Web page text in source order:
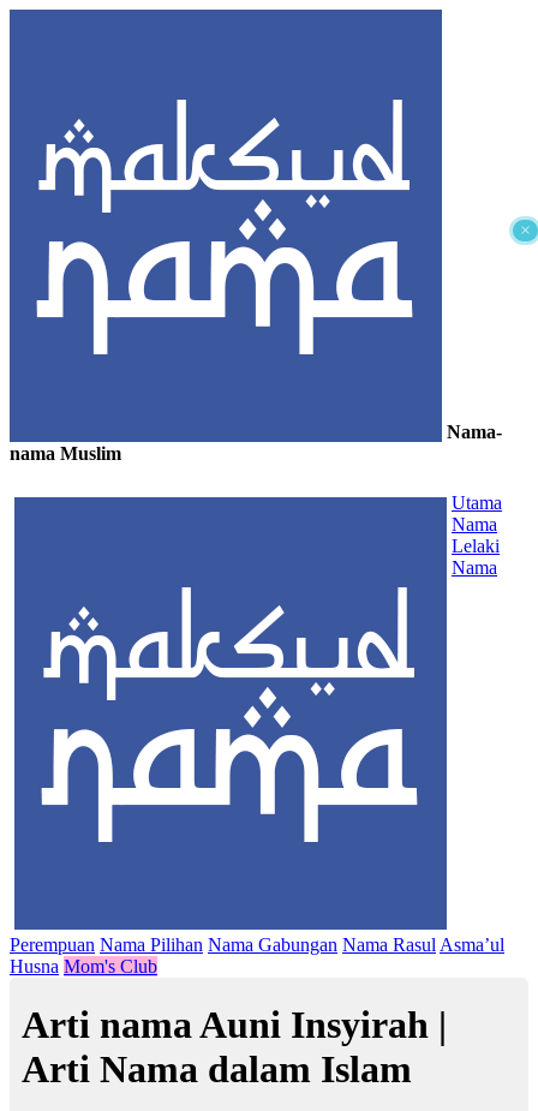
×
Nama-
nama Muslim
Utama
Nama
Lelaki
Nama
Perempuan Nama Pilihan Nama Gabungan Nama Rasul Asma’ul
Husna Mom's Club
Arti nama Auni Insyirah |
Arti Nama dalam Islam